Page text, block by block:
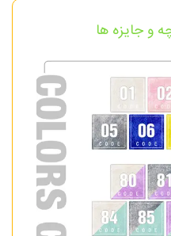
و جایزه ها